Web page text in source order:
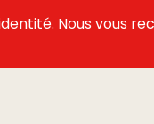
Nous vous